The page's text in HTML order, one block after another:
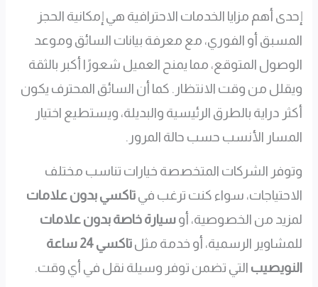
إحدى أهم مزايا الخدمات الاحترافية هي إمكانية الحجز
المسبق أو الفوري، مع معرفة بيانات السائق وموعد
الوصول المتوقع، مما يمنح العميل شعورًا أكبر بالثقة
ويقلل من وقت الانتظار. كما أن السائق المحترف يكون
أكثر دراية بالطرق الرئيسية والبديلة، ويستطيع اختيار
المسار الأنسب حسب حالة المرور.
وتوفر الشركات المتخصصة خيارات تناسب مختلف
الاحتياجات، سواء كنت ترغب فيتاكسي بدون علامات
لمزيد من الخصوصية، أوسيارة خاصة بدون علامات
للمشاوير الرسمية، أو خدمة مثل
تاكسي 24 ساعة
النويصيب التي تضمن توفر وسيلة نقل في أي وقت.